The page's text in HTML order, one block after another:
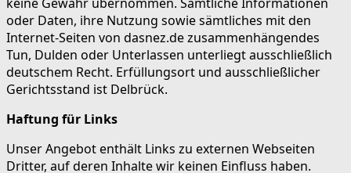
oder Daten, ihre Nutzung sowie sämtliches mit den
Internet-Seiten von dasnez.de zusammenhängendes
Tun, Dulden oder Unterlassen unterliegt ausschließlich
deutschem Recht. Erfüllungsort und ausschließlicher
Gerichtsstand ist Delbrück.
Haftung für Links
Unser Angebot enthält Links zu externen Webseiten
Dritter, auf deren Inhalte wir keinen Einfluss haben.